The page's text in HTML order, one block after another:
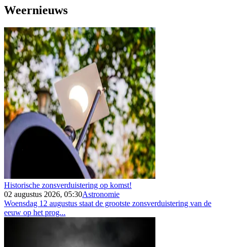
Weernieuws
Historische zonsverduistering op komst!
02 augustus 2026, 05:30Astronomie
Woensdag 12 augustus staat de grootste zonsverduistering van de
eeuw op het prog...